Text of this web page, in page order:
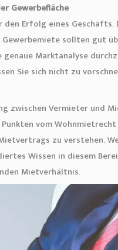
Gewerbefläche
Erfolg eines Geschäfts.
sollten gut
Marktanalyse
Sie sich nicht zu
zwischen Vermieter und
vom
zu verstehen.
Wissen in diesem
Mietverhältnis.